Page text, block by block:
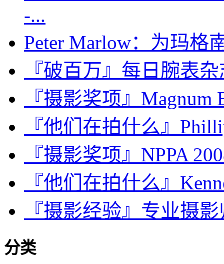
-...
Peter Marlow：为玛格
『破百万』每日腕表
『摄影奖项』Magnum
『他们在拍什么』
『摄影奖项』NPPA
『他们在拍什么』
『摄影经验』专业摄
分类